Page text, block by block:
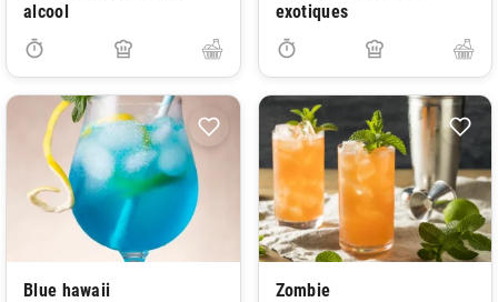
alcool
exotiques
Blue hawaii Zombie